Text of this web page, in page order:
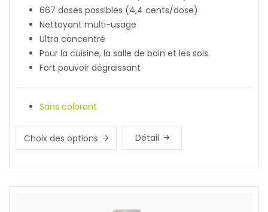
667 doses possibles (4,4 cents/dose)
Nettoyant multi-usage
Ultra concentré
Pour la cuisine, la salle de bain et les sols
Fort pouvoir dégraissant
Sans colorant
Choix des options Détail